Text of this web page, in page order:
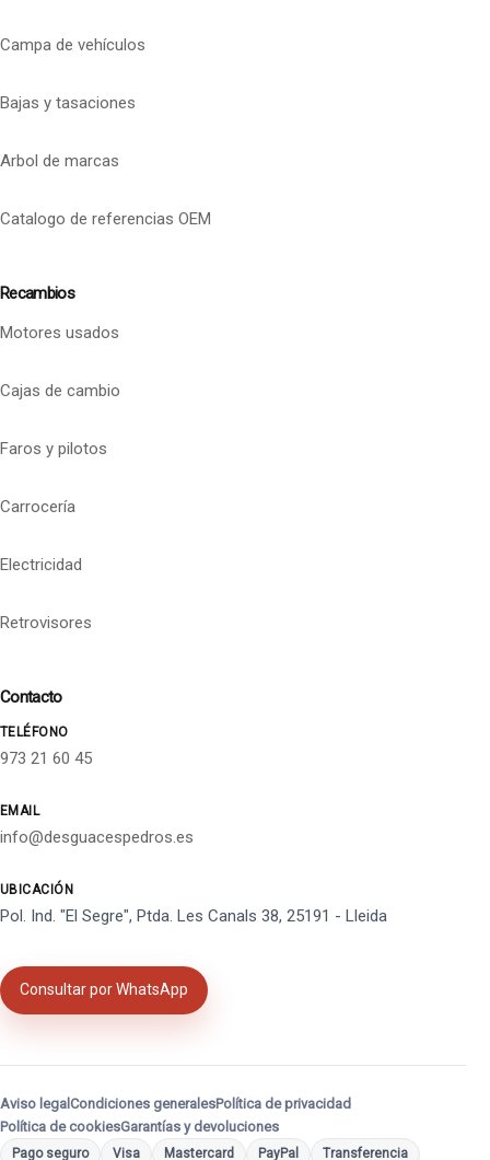
Campa de vehículos
Bajas y tasaciones
Arbol de marcas
Catalogo de referencias OEM
Recambios
Motores usados
Cajas de cambio
Faros y pilotos
Carrocería
Electricidad
Retrovisores
Contacto
TELÉFONO
973 21 60 45
EMAIL
info@desguacespedros.es
UBICACIÓN
Pol. Ind. "El Segre", Ptda. Les Canals 38, 25191 - Lleida
Consultar por WhatsApp
Aviso legalCondiciones generalesPolítica de privacidad
Política de cookiesGarantías y devoluciones
Pago seguro Visa Mastercard PayPal Transferencia